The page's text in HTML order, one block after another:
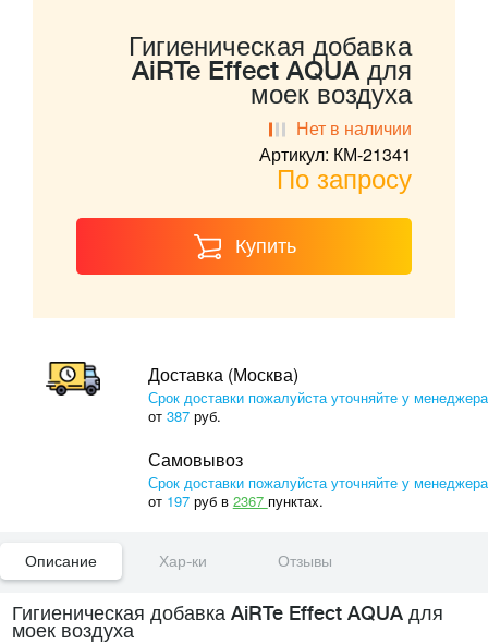
Гигиеническая добавка
AiRTe Effect AQUA для
моек воздуха
Нет в наличии
Артикул: КМ-21341
По запросу
Купить
Доставка (Москва)
Срок доставки пожалуйста уточняйте у менеджера
от 387руб.
Самовывоз
Срок доставки пожалуйста уточняйте у менеджера
от 197руб в 2367 пунктах.
Описание Хар-ки Отзывы
Гигиеническая добавка AiRTe Effect AQUA для
моек воздуха